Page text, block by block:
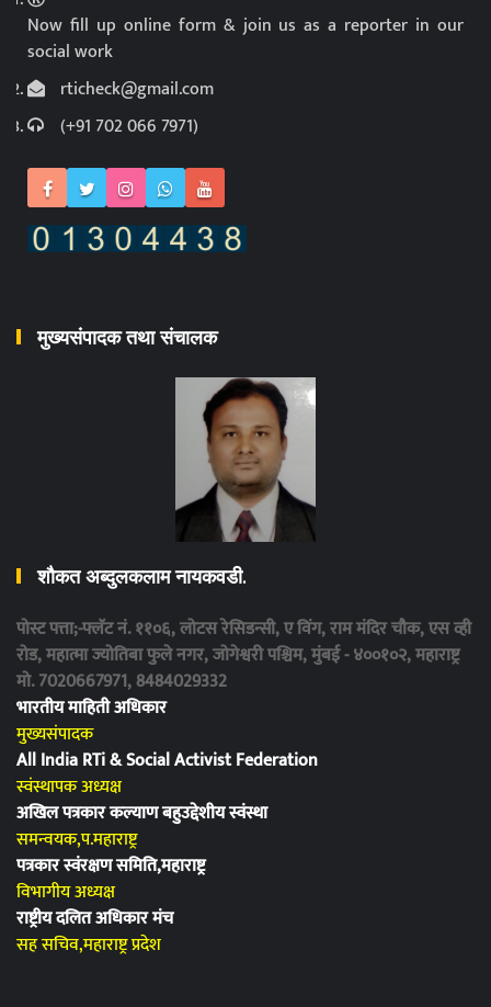
Now fill up online form & join us as a reporter in our
social work
rticheck@gmail.com
(+91 702 066 7971)
मुख्यसंपादक तथा संचालक
शौकत अब्दुलकलाम नायकवडी.
पोस्ट पत्ता;-फ्लॅट नं. ११०६, लोटस रेसिडन्सी, ए विंग, राम मंदिर चौक, एस व्ही
रोड, महात्मा ज्योतिबा फुले नगर, जोगेश्वरी पश्चिम, मुंबई - ४००१०२, महाराष्ट्र
मो. 7020667971, 8484029332
भारतीय माहिती अधिकार
मुख्यसंपादक
All India RTi & Social Activist Federation
स्वंस्थापक अध्यक्ष
अखिल पत्रकार कल्याण बहुउद्देशीय स्वंस्था
समन्वयक,प.महाराष्ट्र
पत्रकार स्वंरक्षण समिति,महाराष्ट्र
विभागीय अध्यक्ष
राष्ट्रीय दलित अधिकार मंच
सह सचिव,महाराष्ट्र प्रदेश